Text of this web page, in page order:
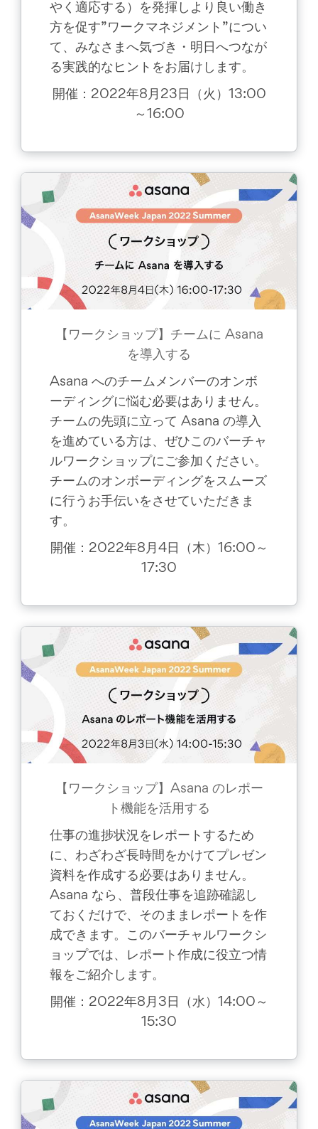
やく適応する）を発揮しより良い働き
方を促す”ワークマネジメント”につい
て、みなさまへ気づき・明日へつなが
る実践的なヒントをお届けします。
開催：2022年8月23日（火）13:00
～16:00
【ワークショップ】チームに Asana
を導入する
Asana へのチームメンバーのオンボ
ーディングに悩む必要はありません。
チームの先頭に立って Asana の導入
を進めている方は、ぜひこのバーチャ
ルワークショップにご参加ください。
チームのオンボーディングをスムーズ
に行うお手伝いをさせていただきま
す。
開催：2022年8月4日（木）16:00～
17:30
【ワークショップ】Asana のレポー
ト機能を活用する
仕事の進捗状況をレポートするため
に、わざわざ長時間をかけてプレゼン
資料を作成する必要はありません。
Asana なら、普段仕事を追跡確認し
ておくだけで、そのままレポートを作
成できます。このバーチャルワークシ
ョップでは、レポート作成に役立つ情
報をご紹介します。
開催：2022年8月3日（水）14:00～
15:30